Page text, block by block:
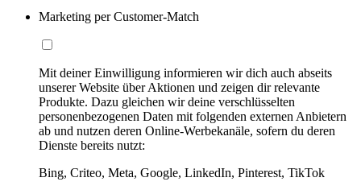
Marketing per Customer-Match
Mit deiner Einwilligung informieren wir dich auch abseits
unserer Website über Aktionen und zeigen dir relevante
Produkte. Dazu gleichen wir deine verschlüsselten
personenbezogenen Daten mit folgenden externen Anbietern
ab und nutzen deren Online-Werbekanäle, sofern du deren
Dienste bereits nutzt:
Bing, Criteo, Meta, Google, LinkedIn, Pinterest, TikTok